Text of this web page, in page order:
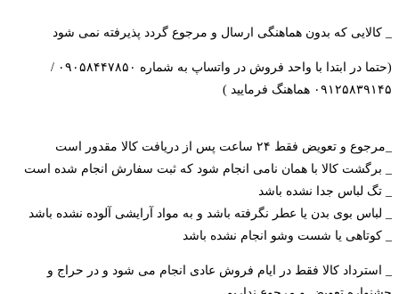
_ کالایی که بدون هماهنگی ارسال و مرجوع گردد پذیرفته نمی شود
(حتما در ابتدا با واحد فروش در واتساپ به شماره ۰۹۰۵۸۴۴۷۸۵۰ /
۰۹۱۲۵۸۳۹۱۴۵ هماهنگ فرمایید )
_مرجوع و تعویض فقط ۲۴ ساعت پس از دریافت کالا مقدور است
_ برگشت کالا با همان نامی انجام شود که ثبت سفارش انجام شده است
_ تگ لباس جدا نشده باشد
_ لباس بوی بدن یا عطر نگرفته باشد و به مواد آرایشی آلوده نشده باشد
_ کوتاهی یا شست و‌شو‌ انجام نشده باشد
_ استرداد کالا فقط در ایام فروش عادی انجام می شود و در حراج و